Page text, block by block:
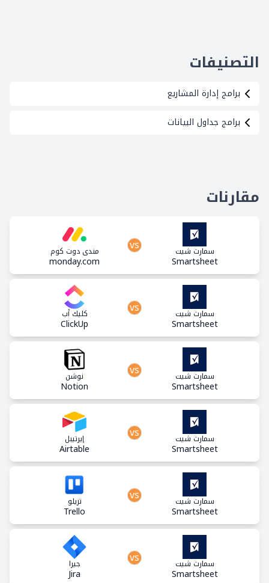
التصنيفات
برامج إدارة المشاريع
برامج جداول البيانات
مقارنات
سمارت شيت
Smartsheet
مندي دوت كوم
monday.com
vs
سمارت شيت
Smartsheet
كليك أب
ClickUp
vs
سمارت شيت
Smartsheet
نوشن
Notion
vs
سمارت شيت
Smartsheet
إيرتيبل
Airtable
vs
سمارت شيت
Smartsheet
تريلو
Trello
vs
سمارت شيت
Smartsheet
جيرا
Jira
vs